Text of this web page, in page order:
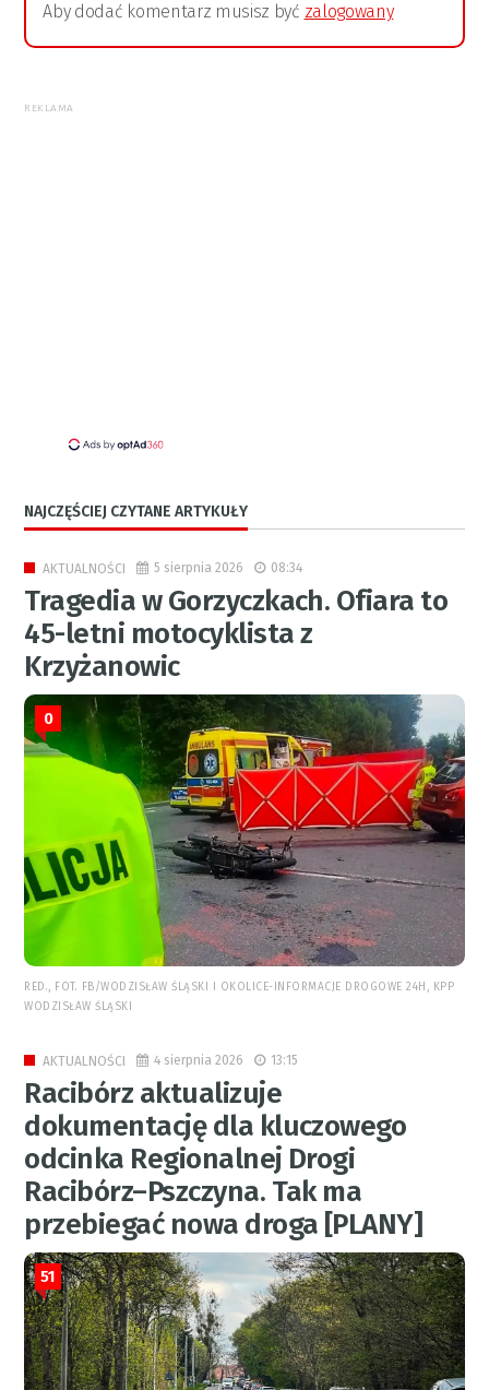
Aby dodać komentarz musisz być zalogowany
REKLAMA
NAJCZĘŚCIEJ CZYTANE ARTYKUŁY
AKTUALNOŚCI 5 sierpnia 2026 08:34
Tragedia w Gorzyczkach. Ofiara to
45-letni motocyklista z
Krzyżanowic
0
RED., FOT. FB/WODZISŁAW ŚLĄSKI I OKOLICE-INFORMACJE DROGOWE 24H, KPP
WODZISŁAW ŚLĄSKI
AKTUALNOŚCI 4 sierpnia 2026 13:15
Racibórz aktualizuje
dokumentację dla kluczowego
odcinka Regionalnej Drogi
Racibórz–Pszczyna. Tak ma
przebiegać nowa droga [PLANY]
51